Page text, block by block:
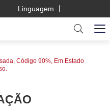
Linguagem
Código 90%, Em Estado